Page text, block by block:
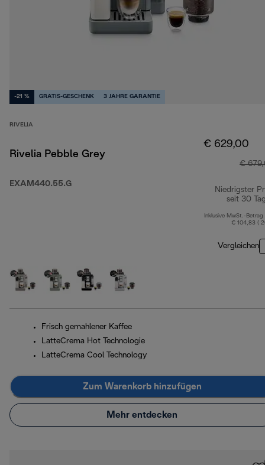
-21 % GRATIS-GESCHENK 3 JAHRE GARANTIE
RIVELIA
Rivelia Pebble Grey
EXAM440.55.G
€ 629,00
€
Niedrigster
seit 30
Inklusive MwSt.-Betrag
€ 104,83 (
Vergleichen
Frisch gemahlener Kaffee
LatteCrema Hot Technologie
LatteCrema Cool Technology
Zum Warenkorb hinzufügen
Mehr entdecken